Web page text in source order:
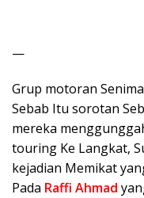
—
Grup motoran
Sebab Itu sorotan
mereka
touring Ke Langkat,
kejadian Memikat
Pada Raffi Ahmad